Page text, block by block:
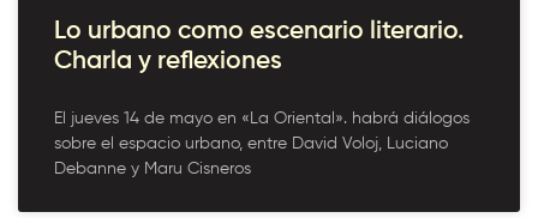
Lo urbano como escenario literario.
Charla y reflexiones
El jueves 14 de mayo en «La Oriental». habrá diálogos
sobre el espacio urbano, entre David Voloj, Luciano
Debanne y Maru Cisneros